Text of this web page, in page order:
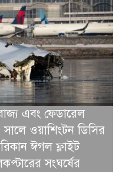
এবং ফেডারেল
ওয়াশিংটন ডিসির
ঈগল ফ্লাইট
সংঘর্ষের